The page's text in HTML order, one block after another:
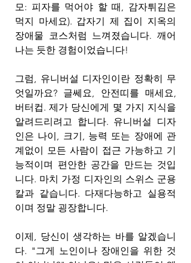
모: 피자를 먹어야 할 때, 감자튀김은
먹지 마세요). 갑자기 제 집이 지옥의
장애물 코스처럼 느껴졌습니다. 깨어
나는 듯한 경험이었습니다!
그럼, 유니버설 디자인이란 정확히 무
엇일까요? 글쎄요, 안전띠를 매세요,
버터컵. 제가 당신에게 몇 가지 지식을
알려드리려고 합니다. 유니버설 디자
인은 나이, 크기, 능력 또는 장애에 관
계없이 모든 사람이 접근 가능하고 기
능적이며 편안한 공간을 만드는 것입
니다. 마치 가정 디자인의 스위스 군용
칼과 같습니다. 다재다능하고 실용적
이며 정말 굉장합니다.
이제, 당신이 생각하는 바를 알겠습니
다. "그게 노인이나 장애인을 위한 것